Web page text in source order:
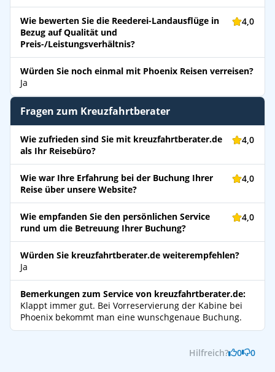
Wie bewerten Sie die Reederei-Landausflüge in
Bezug auf Qualität und
Preis-/Leistungsverhältnis?
4,0
Würden Sie noch einmal mit Phoenix Reisen verreisen?
Ja
Fragen zum Kreuzfahrtberater
Wie zufrieden sind Sie mit kreuzfahrtberater.de
als Ihr Reisebüro?
4,0
Wie war Ihre Erfahrung bei der Buchung Ihrer
Reise über unsere Website?
4,0
Wie empfanden Sie den persönlichen Service
rund um die Betreuung Ihrer Buchung?
4,0
Würden Sie kreuzfahrtberater.de weiterempfehlen?
Ja
Bemerkungen zum Service von kreuzfahrtberater.de:
Klappt immer gut. Bei Vorreservierung der Kabine bei
Phoenix bekommt man eine wunschgenaue Buchung.
Hilfreich? 0 0